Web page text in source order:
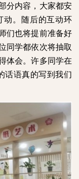
分内容，大家都安
动。随后的互动环
们也将提前准备好
同学都依次将抽取
体会。许多同学在
话语真的写到我们